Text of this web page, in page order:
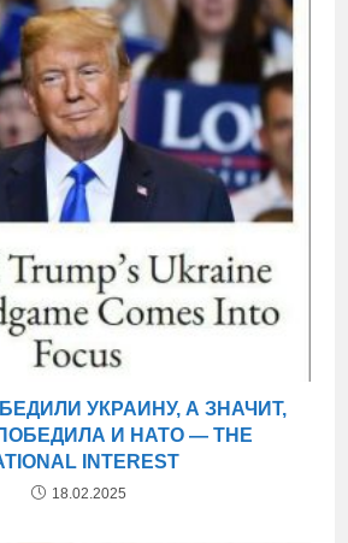
УКРАИНУ, А ЗНАЧИТ,
И НАТО — THE
INTEREST
18.02.2025